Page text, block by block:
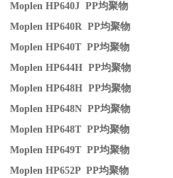
Moplen HP640J PP均聚物
Moplen HP640R PP均聚物
Moplen HP640T PP均聚物
Moplen HP644H PP均聚物
Moplen HP648H PP均聚物
Moplen HP648N PP均聚物
Moplen HP648T PP均聚物
Moplen HP649T PP均聚物
Moplen HP652P PP均聚物